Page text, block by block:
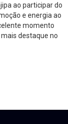
ao participar do
e energia ao
momento
destaque no